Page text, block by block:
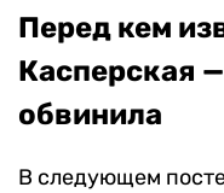
Перед кем
Касперская
обвинила
В следующем